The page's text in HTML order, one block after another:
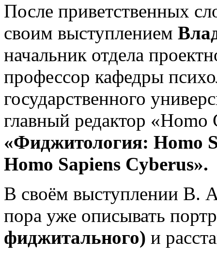
После приветственных
своим выступлением
начальник отдела
профессор кафедры
государственного
главный редактор
«Фиджитология: Homo
Homo Sapiens Cyberus».
В своём выступлении В.
пора уже описывать
фиджитального) и